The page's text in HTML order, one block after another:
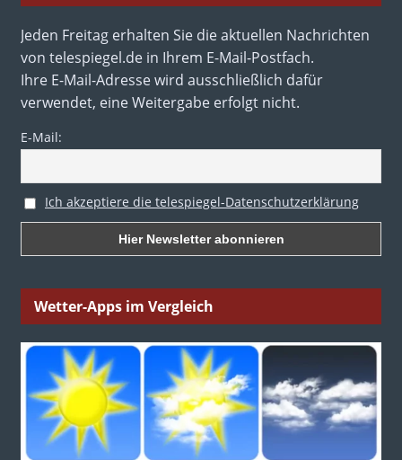
Jeden Freitag erhalten Sie die aktuellen Nachrichten
von telespiegel.de in Ihrem E-Mail-Postfach.
Ihre E-Mail-Adresse wird ausschließlich dafür
verwendet, eine Weitergabe erfolgt nicht.
E-Mail:
Ich akzeptiere die telespiegel-Datenschutzerklärung
Wetter-Apps im Vergleich